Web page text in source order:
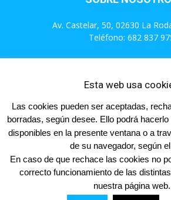
Av. Castelar, 50, 02630 La
Teléfono: 682 837
Contáctanos:
SÍGUENOS
Actualidad Videos
Esta web usa
Las cookies pueden ser aceptadas,
borradas, según desee. Ello podrá
disponibles en la presente ventana o a
de su navegador, según
En caso de que rechace las cookies no
correcto funcionamiento de las
nuestra página web.